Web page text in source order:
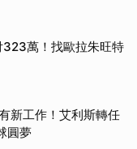
萬！找歐拉朱旺特
新工作！艾利斯轉任
圓夢